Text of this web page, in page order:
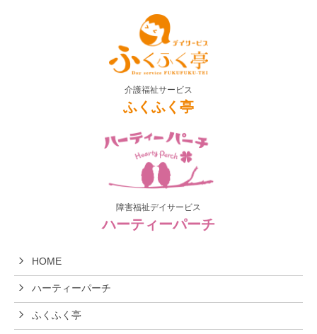
介護福祉サービス
ふくふく亭
障害福祉デイサービス
ハーティーパーチ
HOME
ハーティーパーチ
ふくふく亭